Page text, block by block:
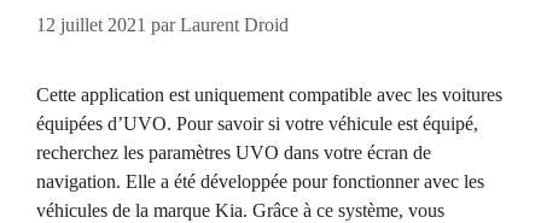
12 juillet 2021 parLaurent Droid
Cette application est uniquement compatible avec les voitures
équipées d’UVO. Pour savoir si votre véhicule est équipé,
recherchez les paramètres UVO dans votre écran de
navigation. Elle a été développée pour fonctionner avec les
véhicules de la marque Kia. Grâce à ce système, vous